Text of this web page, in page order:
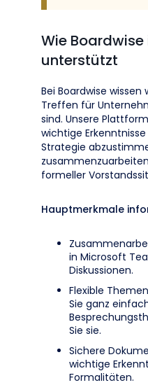
Wie
unterstützt
Bei Boardwise
Treffen für
sind. Unsere
wichtige
Strategie
formeller
Hauptmerkmale
in Microsoft
Diskussionen.
Flexible
Sie ganz
Sie sie.
Sichere
wichtige
Formalitäten.